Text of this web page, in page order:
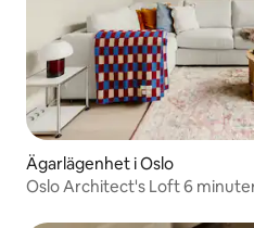
Ägarlägenhet i Oslo
Oslo Architect's Loft 6